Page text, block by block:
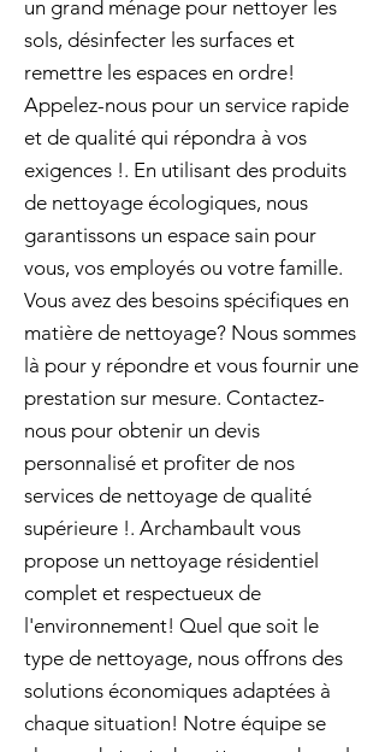
un grand ménage pour nettoyer les
sols, désinfecter les surfaces et
remettre les espaces en ordre!
Appelez-nous pour un service rapide
et de qualité qui répondra à vos
exigences !. En utilisant des produits
de nettoyage écologiques, nous
garantissons un espace sain pour
vous, vos employés ou votre famille.
Vous avez des besoins spécifiques en
matière de nettoyage? Nous sommes
là pour y répondre et vous fournir une
prestation sur mesure. Contactez-
nous pour obtenir un devis
personnalisé et profiter de nos
services de nettoyage de qualité
supérieure !. Archambault vous
propose un nettoyage résidentiel
complet et respectueux de
l'environnement! Quel que soit le
type de nettoyage, nous offrons des
solutions économiques adaptées à
chaque situation! Notre équipe se